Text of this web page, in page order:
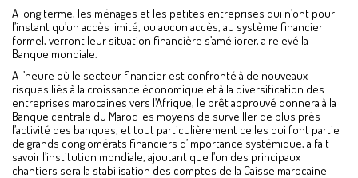
A long terme, les ménages et les petites entreprises qui n’ont pour
l’instant qu’un accès limité, ou aucun accès, au système financier
formel, verront leur situation financière s’améliorer, a relevé la
Banque mondiale.
A l’heure où le secteur financier est confronté à de nouveaux
risques liés à la croissance économique et à la diversification des
entreprises marocaines vers l’Afrique, le prêt approuvé donnera à la
Banque centrale du Maroc les moyens de surveiller de plus près
l’activité des banques, et tout particulièrement celles qui font partie
de grands conglomérats financiers d’importance systémique, a fait
savoir l’institution mondiale, ajoutant que l’un des principaux
chantiers sera la stabilisation des comptes de la Caisse marocaine